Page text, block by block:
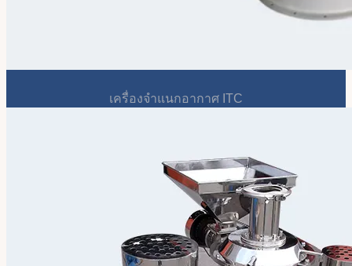
เครื่องจำแนกอากาศ ITC